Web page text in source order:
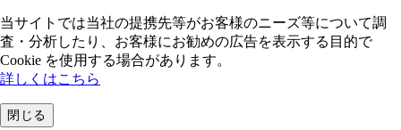
当サイトでは当社の提携先等がお客様のニーズ等について調
査・分析したり、お客様にお勧めの広告を表⽰する⽬的で
Cookie を使⽤する場合があります。
詳しくはこちら
閉じる